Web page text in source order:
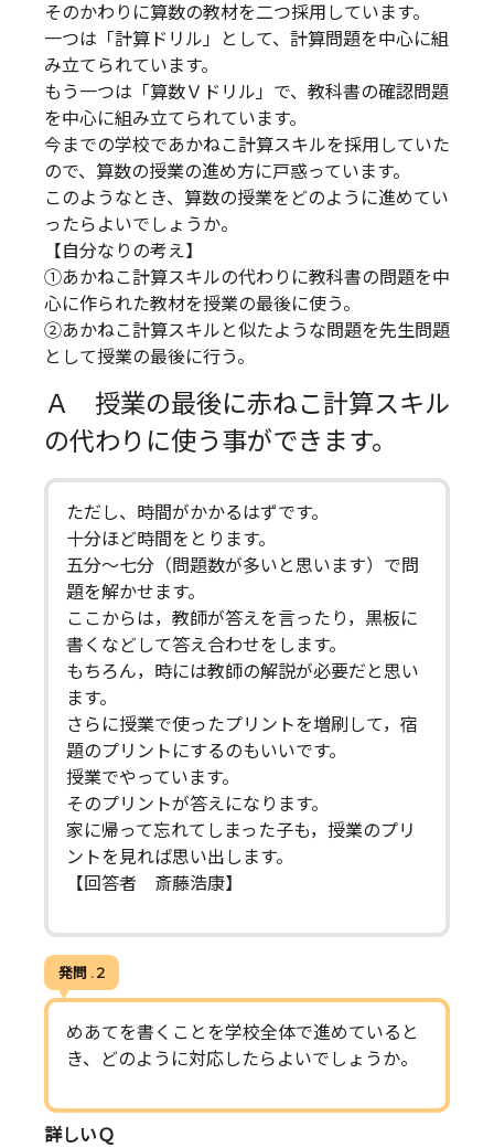
そのかわりに算数の教材を二つ採用しています。
一つは「計算ドリル」として、計算問題を中心に組
み立てられています。
もう一つは「算数Ｖドリル」で、教科書の確認問題
を中心に組み立てられています。
今までの学校であかねこ計算スキルを採用していた
ので、算数の授業の進め方に戸惑っています。
このようなとき、算数の授業をどのように進めてい
ったらよいでしょうか。
【自分なりの考え】
①あかねこ計算スキルの代わりに教科書の問題を中
心に作られた教材を授業の最後に使う。
②あかねこ計算スキルと似たような問題を先生問題
として授業の最後に行う。
Ａ 授業の最後に赤ねこ計算スキル
の代わりに使う事ができます。
ただし、時間がかかるはずです。
十分ほど時間をとります。
五分〜七分（問題数が多いと思います）で問
題を解かせます。
ここからは，教師が答えを言ったり，黒板に
書くなどして答え合わせをします。
もちろん，時には教師の解説が必要だと思い
ます。
さらに授業で使ったプリントを増刷して，宿
題のプリントにするのもいいです。
授業でやっています。
そのプリントが答えになります。
家に帰って忘れてしまった子も，授業のプリ
ントを見れば思い出します。
【回答者 斎藤浩康】
発問 . 2
めあてを書くことを学校全体で進めていると
き、どのように対応したらよいでしょうか。
詳しいＱ